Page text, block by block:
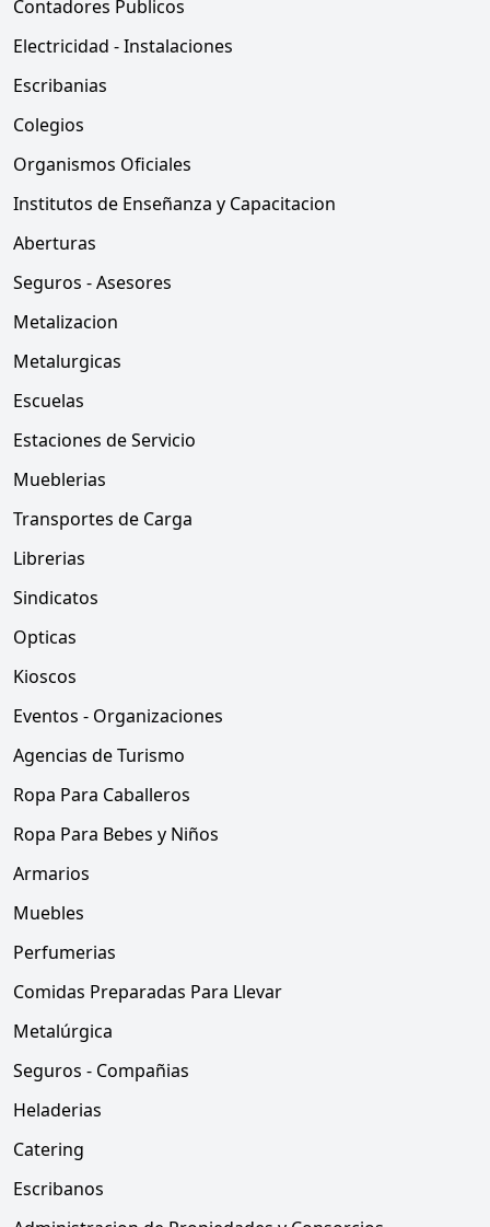
Contadores Publicos
Electricidad - Instalaciones
Escribanias
Colegios
Organismos Oficiales
Institutos de Enseñanza y Capacitacion
Aberturas
Seguros - Asesores
Metalizacion
Metalurgicas
Escuelas
Estaciones de Servicio
Mueblerias
Transportes de Carga
Librerias
Sindicatos
Opticas
Kioscos
Eventos - Organizaciones
Agencias de Turismo
Ropa Para Caballeros
Ropa Para Bebes y Niños
Armarios
Muebles
Perfumerias
Comidas Preparadas Para Llevar
Metalúrgica
Seguros - Compañias
Heladerias
Catering
Escribanos